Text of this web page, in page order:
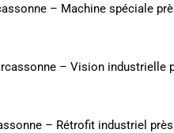
– Machine spéciale
– Vision industrielle
– Rétrofit industriel